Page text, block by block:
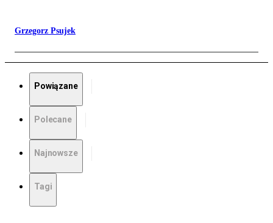
Grzegorz Psujek
Powiązane
Polecane
Najnowsze
Tagi